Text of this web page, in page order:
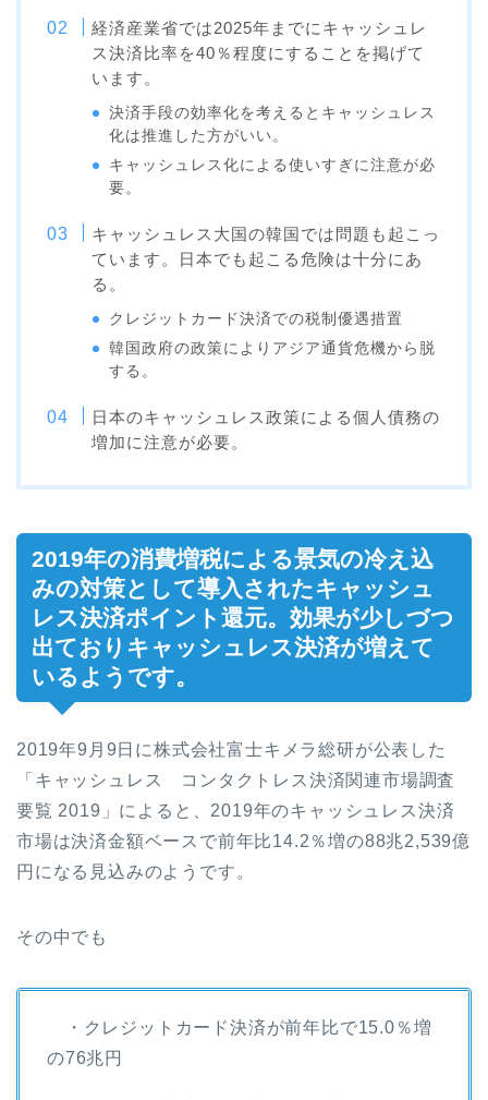
経済産業省では2025年までにキャッシュレ
ス決済比率を40％程度にすることを掲げて
います。
決済手段の効率化を考えるとキャッシュレス
化は推進した方がいい。
キャッシュレス化による使いすぎに注意が必
要。
キャッシュレス大国の韓国では問題も起こっ
ています。日本でも起こる危険は十分にあ
る。
クレジットカード決済での税制優遇措置
韓国政府の政策によりアジア通貨危機から脱
する。
日本のキャッシュレス政策による個人債務の
増加に注意が必要。
2019年の消費増税による景気の冷え込
みの対策として導入されたキャッシュ
レス決済ポイント還元。効果が少しづつ
出ておりキャッシュレス決済が増えて
いるようです。
2019年9月9日に株式会社富士キメラ総研が公表した
「キャッシュレス コンタクトレス決済関連市場調査
要覧 2019」によると、2019年のキャッシュレス決済
市場は決済金額ベースで前年比14.2％増の88兆2,539億
円になる見込みのようです。
その中でも
・クレジットカード決済が前年比で15.0％増
の76兆円